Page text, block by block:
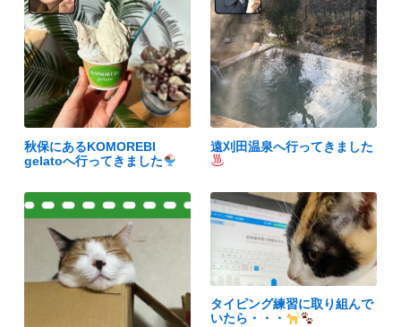
秋保にあるKOMOREBI
gelatoへ行ってきました
遠刈田温泉へ行ってきました
タイピング練習に取り組んで
いたら・・・